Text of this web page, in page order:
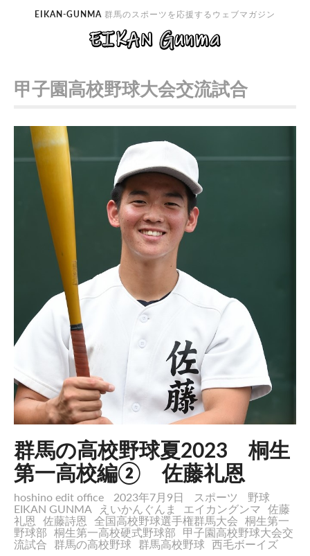
EIKAN-GUNMA 群馬のスポーツを応援するウェブマガジン
甲子園高校野球大会交流試合
群馬の高校野球夏2023 桐生
第一高校編② 佐藤礼恩
hoshino edit office 2023年7月9日 スポーツ
野球
EIKAN GUNMA
えいかんぐんま エイカングンマ 佐藤
礼恩
佐藤詩恩 全国高校野球選手権群馬大会 桐生第一
野球部 桐生第一高校硬式野球部
甲子園高校野球大会交
流試合
群馬の高校野球 群馬高校野球 西毛ボーイズ